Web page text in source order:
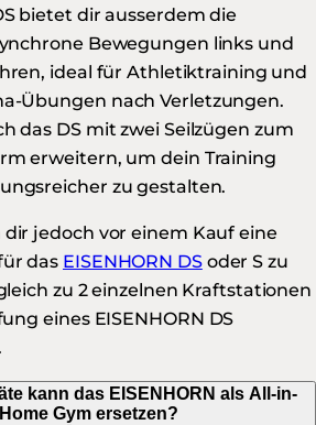
bietet dir ausserdem die
Bewegungen links und
ideal für Athletiktraining und
Übungen nach Verletzungen.
das DS mit zwei Seilzügen zum
erweitern, um dein Training
zu gestalten.
jedoch vor einem Kauf eine
das EISENHORN DSoder S zu
zu 2 einzelnen Kraftstationen
eines EISENHORN DS
kann das EISENHORN als All-in-
Gym ersetzen?